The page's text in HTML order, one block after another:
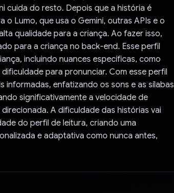
cuida do resto. Depois que a história é
Lumo, que usa o Gemini, outras APIs e o
qualidade para a criança. Ao fazer isso,
para a criança no back-end. Esse perfil
incluindo nuances específicas, como
para pronunciar. Com esse perfil
informadas, enfatizando os sons e as sílabas
significativamente a velocidade de
A dificuldade das histórias vai
do perfil de leitura, criando uma
e adaptativa como nunca antes,